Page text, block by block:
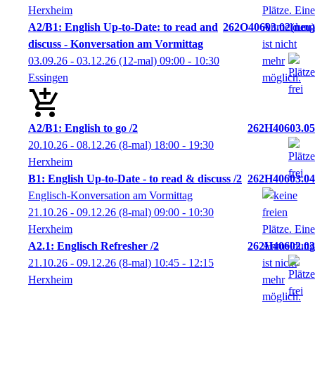
Herxheim
A2/B1: English Up-to-Date: to read and
discuss - Konversation am Vormittag
262O40603.02 neu
03.09.26 - 03.12.26 (12-mal) 09:00 - 10:30
Essingen
A2/B1: English to go /2
262H40603.05
20.10.26 - 08.12.26 (8-mal) 18:00 - 19:30
Herxheim
B1: English Up-to-Date - to read & discuss /2 262H40603.04
Englisch-Konversation am Vormittag
21.10.26 - 09.12.26 (8-mal) 09:00 - 10:30
Herxheim
A2.1: Englisch Refresher /2
262H40602.03
21.10.26 - 09.12.26 (8-mal) 10:45 - 12:15
Herxheim